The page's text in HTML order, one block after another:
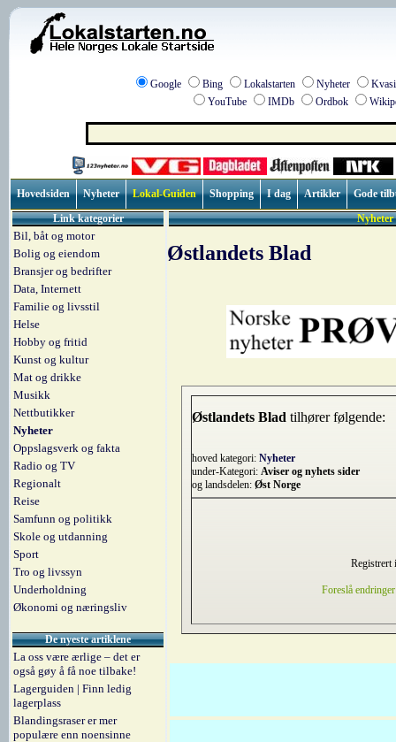
Google Bing Lokalstarten Nyheter
YouTube
IMDb Ordbok
Hovedsiden Nyheter Lokal-Guiden Shopping I dag Artikler
Gode
Link kategorier
Bil, båt og motor
Bolig og eiendom
Bransjer og bedrifter
Data, Internett
Familie og livsstil
Helse
Hobby og fritid
Kunst og kultur
Mat og drikke
Musikk
Nettbutikker
Nyheter
Oppslagsverk og fakta
Radio og TV
Regionalt
Reise
Samfunn og politikk
Skole og utdanning
Sport
Tro og livssyn
Underholdning
Økonomi og næringsliv
De nyeste artiklene
La oss være ærlige – det er
også gøy å få noe tilbake!
Lagerguiden | Finn ledig
lagerplass
Blandingsraser er mer
populære enn noensinne
Nyheter
Østlandets Blad
Østlandets Blad tilhører følgende:
hoved kategori: Nyheter
under-Kategori: Aviser og nyhets sider
og landsdelen: Øst Norge
Registrert
Foreslå